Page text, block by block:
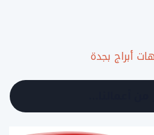
أبراج بجدة
أعمالنا…